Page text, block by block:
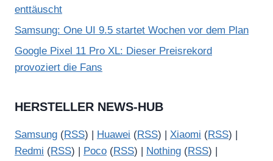
enttäuscht
Samsung: One UI 9.5 startet Wochen vor dem Plan
Google Pixel 11 Pro XL: Dieser Preisrekord
provoziert die Fans
HERSTELLER NEWS-HUB
Samsung (RSS) | Huawei (RSS) | Xiaomi (RSS) |
Redmi (RSS) | Poco (RSS) | Nothing (RSS) |